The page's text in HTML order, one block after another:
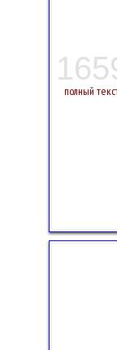
полный